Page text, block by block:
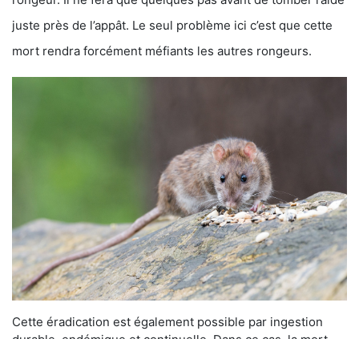
juste près de l’appât. Le seul problème ici c’est que cette
mort rendra forcément méfiants les autres rongeurs.
Cette éradication est également possible par ingestion